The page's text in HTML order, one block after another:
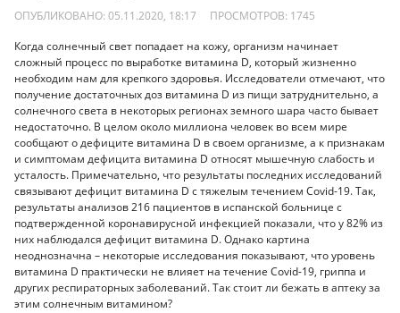
ОПУБЛИКОВАНО: 05.11.2020, 18:17 ПРОСМОТРОВ: 1745
Когда солнечный свет попадает на кожу, организм начинает
сложный процесс по выработке витамина D, который жизненно
необходим нам для крепкого здоровья. Исследователи отмечают, что
получение достаточных доз витамина D из пищи затруднительно, а
солнечного света в некоторых регионах земного шара часто бывает
недостаточно. В целом около миллиона человек во всем мире
сообщают о дефиците витамина D в своем организме, а к признакам
и симптомам дефицита витамина D относят мышечную слабость и
усталость. Примечательно, что результаты последних исследований
связывают дефицит витамина D с тяжелым течением Covid-19. Так,
результаты анализов 216 пациентов в испанской больнице с
подтвержденной коронавирусной инфекцией показали, что у 82% из
них наблюдался дефицит витамина D. Однако картина
неоднозначна – некоторые исследования показывают, что уровень
витамина D практически не влияет на течение Covid-19, гриппа и
других респираторных заболеваний. Так стоит ли бежать в аптеку за
этим солнечным витамином?